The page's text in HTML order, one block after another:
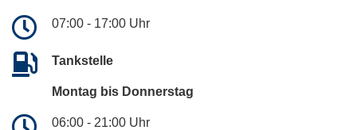
07:00 - 17:00 Uhr
Tankstelle
Montag bis Donnerstag
06:00 - 21:00 Uhr